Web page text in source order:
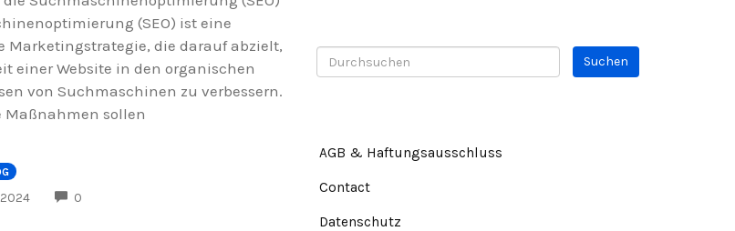
(SEO) ist eine
Marketingstrategie, die darauf abzielt,
einer Website in den organischen
von Suchmaschinen zu verbessern.
Maßnahmen sollen
2024 0COMMENTS
AGB & Haftungsausschluss
Contact
Datenschutz